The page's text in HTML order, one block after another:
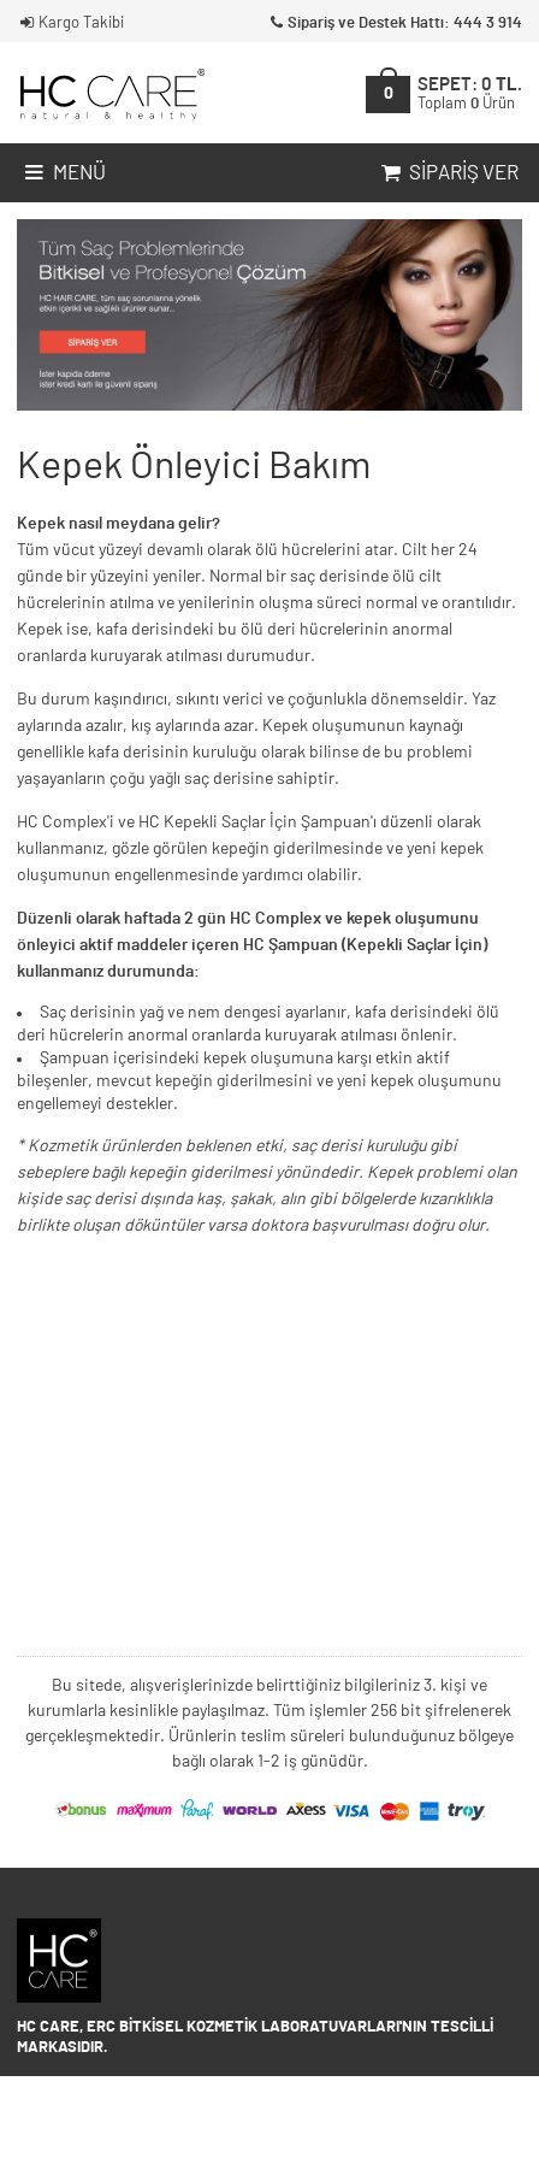
Kargo Takibi Sipariş ve Destek Hattı: 444 3 914
0
SEPET: 0 TL.
Toplam 0 Ürün
MENÜ SIPARIŞ VER
Kepek Önleyici Bakım
Kepek nasıl meydana gelir?
Tüm vücut yüzeyi devamlı olarak ölü hücrelerini atar. Cilt her 24
günde bir yüzeyini yeniler. Normal bir saç derisinde ölü cilt
hücrelerinin atılma ve yenilerinin oluşma süreci normal ve orantılıdır.
Kepek ise, kafa derisindeki bu ölü deri hücrelerinin anormal
oranlarda kuruyarak atılması durumudur.
Bu durum kaşındırıcı, sıkıntı verici ve çoğunlukla dönemseldir. Yaz
aylarında azalır, kış aylarında azar. Kepek oluşumunun kaynağı
genellikle kafa derisinin kuruluğu olarak bilinse de bu problemi
yaşayanların çoğu yağlı saç derisine sahiptir.
HC Complex'i ve HC Kepekli Saçlar İçin Şampuan'ı düzenli olarak
kullanmanız, gözle görülen kepeğin giderilmesinde ve yeni kepek
oluşumunun engellenmesinde yardımcı olabilir.
Düzenli olarak haftada 2 gün HC Complex ve kepek oluşumunu
önleyici aktif maddeler içeren HC Şampuan (Kepekli Saçlar İçin)
kullanmanız durumunda:
Saç derisinin yağ ve nem dengesi ayarlanır, kafa derisindeki ölü
deri hücrelerin anormal oranlarda kuruyarak atılması önlenir.
Şampuan içerisindeki kepek oluşumuna karşı etkin aktif
bileşenler, mevcut kepeğin giderilmesini ve yeni kepek oluşumunu
engellemeyi destekler.
* Kozmetik ürünlerden beklenen etki, saç derisi kuruluğu gibi
sebeplere bağlı kepeğin giderilmesi yönündedir. Kepek problemi olan
kişide saç derisi dışında kaş, şakak, alın gibi bölgelerde kızarıklıkla
birlikte oluşan döküntüler varsa doktora başvurulması doğru olur.
Bu sitede, alışverişlerinizde belirttiğiniz bilgileriniz 3. kişi ve
kurumlarla kesinlikle paylaşılmaz. Tüm işlemler 256 bit şifrelenerek
gerçekleşmektedir. Ürünlerin teslim süreleri bulunduğunuz bölgeye
bağlı olarak 1-2 iş günüdür.
HC CARE, ERC BITKISEL KOZMETIK LABORATUVARLARI'NIN TESCILLI
MARKASIDIR.